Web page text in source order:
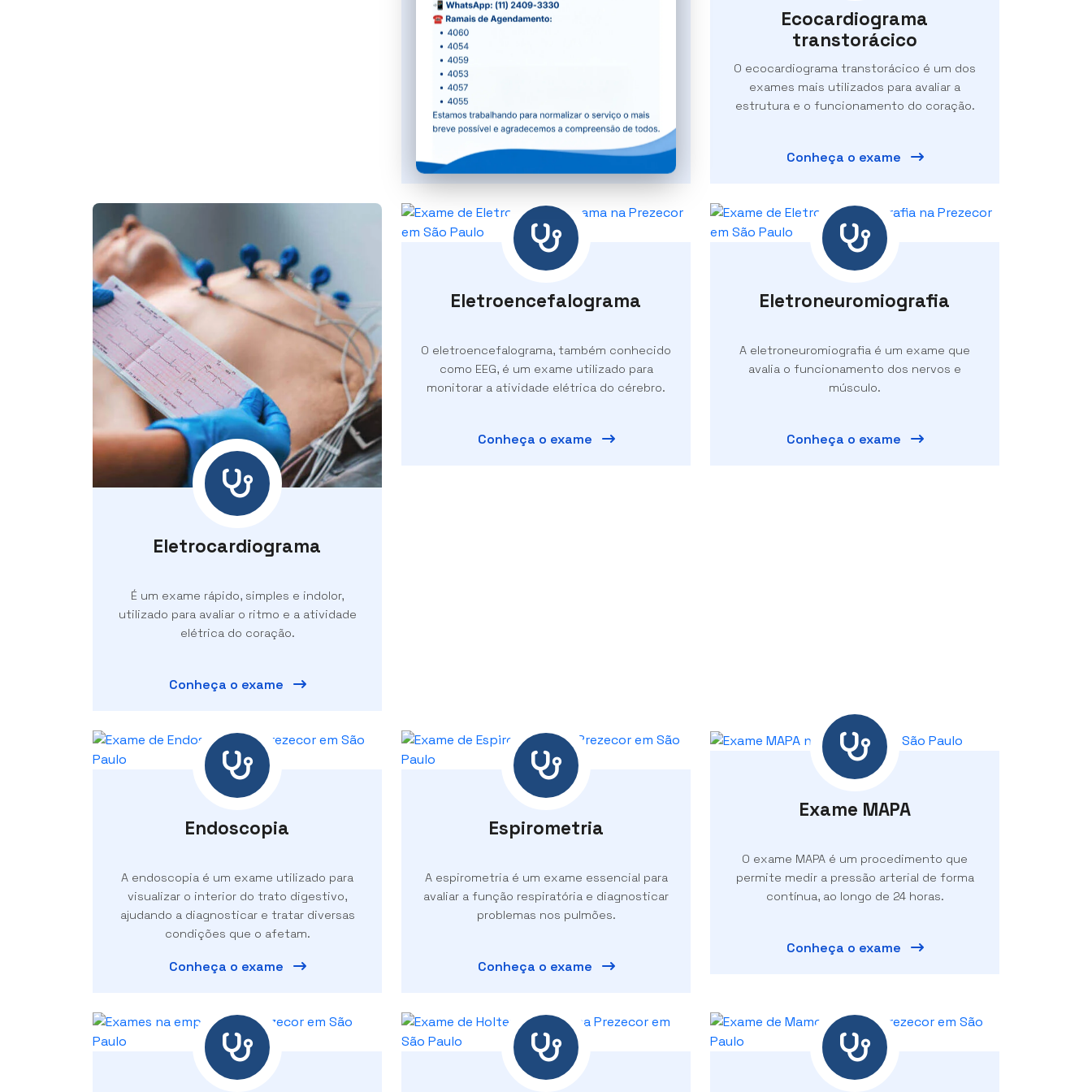
Densitometria óssea
A densitometria óssea é um exame muito
importante para avaliar a saúde dos ossos.
Conheça o exame
Ecocardiograma
transtorácico
O ecocardiograma transtorácico é um dos
exames mais utilizados para avaliar a
estrutura e o funcionamento do coração.
Conheça o exame
Eletrocardiograma
É um exame rápido, simples e indolor,
utilizado para avaliar o ritmo e a atividade
elétrica do coração.
Conheça o exame
Eletroencefalograma
O eletroencefalograma, também conhecido
como EEG, é um exame utilizado para
monitorar a atividade elétrica do cérebro.
Conheça o exame
Eletroneuromiografia
A eletroneuromiografia é um exame que
avalia o funcionamento dos nervos e
músculo.
Conheça o exame
Endoscopia
A endoscopia é um exame utilizado para
visualizar o interior do trato digestivo,
ajudando a diagnosticar e tratar diversas
condições que o afetam.
Conheça o exame
Espirometria
A espirometria é um exame essencial para
avaliar a função respiratória e diagnosticar
problemas nos pulmões.
Conheça o exame
Exame MAPA
O exame MAPA é um procedimento que
permite medir a pressão arterial de forma
contínua, ao longo de 24 horas.
Conheça o exame